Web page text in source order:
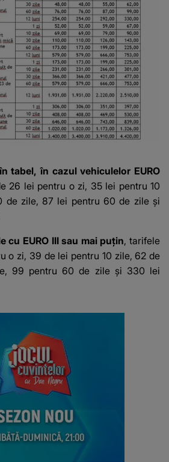
tabel, în cazul vehiculelor EURO
26 lei pentru o zi, 35 lei pentru 10
de zile, 87 lei pentru 60 de zile și
cu EURO III sau mai puțin, tarifele
o zi, 39 de lei pentru 10 zile, 62 de
99 pentru 60 de zile și 330 lei